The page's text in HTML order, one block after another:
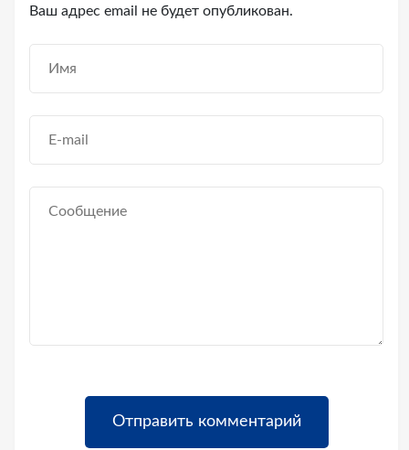
Ваш адрес email не будет опубликован.